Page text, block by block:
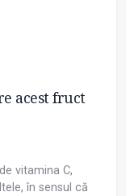
acest fruct
vitamina C,
în sensul că